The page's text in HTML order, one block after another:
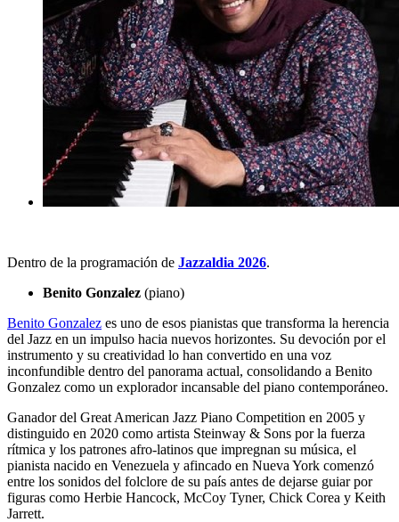
Dentro de la programación de Jazzaldia 2026.
Benito Gonzalez (piano)
Benito Gonzalez es uno de esos pianistas que transforma la herencia
del Jazz en un impulso hacia nuevos horizontes. Su devoción por el
instrumento y su creatividad lo han convertido en una voz
inconfundible dentro del panorama actual, consolidando a Benito
Gonzalez como un explorador incansable del piano contemporáneo.
Ganador del Great American Jazz Piano Competition en 2005 y
distinguido en 2020 como artista Steinway & Sons por la fuerza
rítmica y los patrones afro-latinos que impregnan su música, el
pianista nacido en Venezuela y afincado en Nueva York comenzó
entre los sonidos del folclore de su país antes de dejarse guiar por
figuras como Herbie Hancock, McCoy Tyner, Chick Corea y Keith
Jarrett.